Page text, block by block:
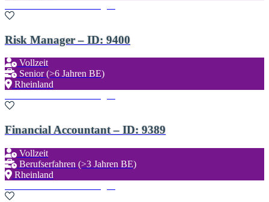
Risk Manager – ID: 9400
Vollzeit
Senior (>6 Jahren BE)
Rheinland
Financial Accountant – ID: 9389
Vollzeit
Berufserfahren (>3 Jahren BE)
Rheinland